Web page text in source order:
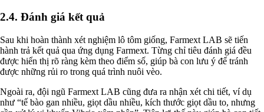
2.4. Đánh giá kết quả
Sau khi hoàn thành xét nghiệm lô tôm giống, Farmext LAB sẽ tiến
hành trả kết quả qua ứng dụng Farmext. Từng chỉ tiêu đánh giá đều
được hiển thị rõ ràng kèm theo điểm số, giúp bà con lưu ý để tránh
được những rủi ro trong quá trình nuôi vèo.
Ngoài ra, đội ngũ Farmext LAB cũng đưa ra nhận xét chi tiết, ví dụ
như “tế bào gan nhiều, giọt dầu nhiều, kích thước giọt dầu to, nhưng